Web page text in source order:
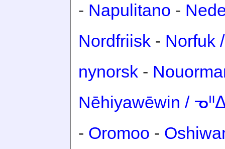
- Napulitano -
Nordfriisk - Norfuk
nynorsk -
Nēhiyawēwin /
- Oromoo -